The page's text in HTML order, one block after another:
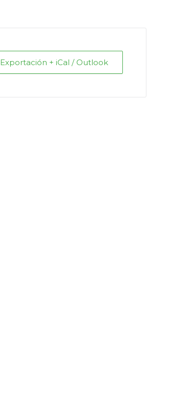
Exportación + iCal / Outlook